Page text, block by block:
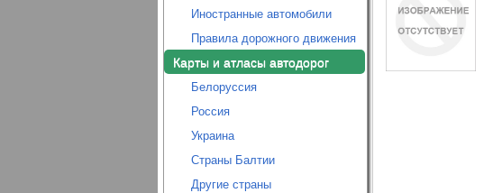
Иностранные автомобили
Правила дорожного движения
Карты и атласы автодорог
Белоруссия
Россия
Украина
Страны Балтии
Другие страны